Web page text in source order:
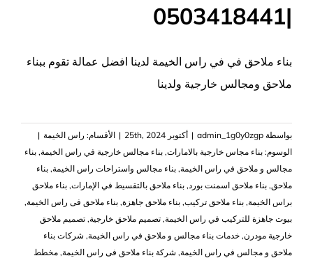
|0503418441
بناء ملاحق في في راس الخيمة لدينا افضل عمالة تقوم ببناء
ملاحق ومجالس خارجية ولدينا
بواسطة admin_1g0y0zgp
| أكتوبر 25th, 2024 | الأقسام: راس الخيمة |
الوسوم: بناء مجاس خارجية بالامارات, بناء مجالس خارجية في راس الخيمة, بناء
مجالس و ملاحق في راس الخيمة, بناء مجالس واستراحات راس الخيمة, بناء
ملاحق, بناء ملاحق اسمنت بورد , بناء ملاحق بالتقسيط في الإمارات, بناء ملاحق
براس الخيمة, بناء ملاحق تركيب, بناء ملاحق جاهزة, بناء ملاحق فى راس الخيمة,
بيوت جاهزة للتركيب في راس الخيمة, تصميم ملاحق خارجية, تصميم ملاحق
خارجية مودرن, خدمات بناء مجالس و ملاحق في راس الخيمة, شركات بناء
ملاحق و مجالس في راس الخيمة, شركة بناء ملاحق فى راس الخيمة, مخطط